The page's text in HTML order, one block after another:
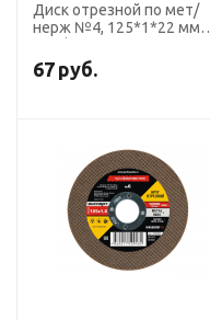
Диск отрезной по мет/
нерж №4, 125*1*22 мм
тип 41
67 руб.